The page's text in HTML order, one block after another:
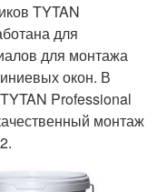
TYTAN
для
для монтажа
окон. В
Professional
монтаж